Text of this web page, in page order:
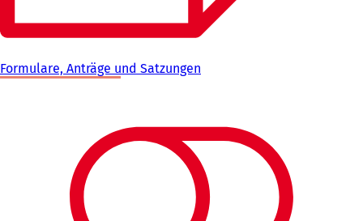
Formulare, Anträge und Satzungen